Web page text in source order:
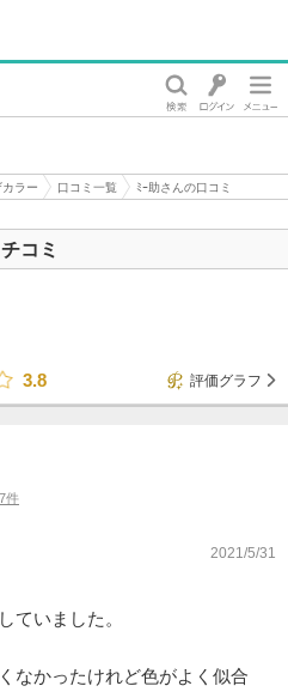
カラー 口コミ一覧
ﾐｰ助さんの口コミ
コミ
3.8
評価グラフ
件
2021/5/31
ていました。
なかったけれど色がよく似合